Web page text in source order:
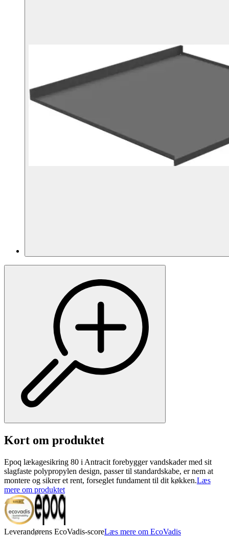
Kort om produktet
Epoq lækagesikring 80 i Antracit forebygger vandskader med sit
slagfaste polypropylen design, passer til standardskabe, er nem at
montere og sikrer et rent, forseglet fundament til dit køkken.Læs
mere om produktet
Leverandørens EcoVadis-scoreLæs mere om EcoVadis